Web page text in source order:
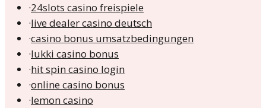
·24slots casino freispiele
·live dealer casino deutsch
·casino bonus umsatzbedingungen
·lukki casino bonus
·hit spin casino login
·online casino bonus
·lemon casino